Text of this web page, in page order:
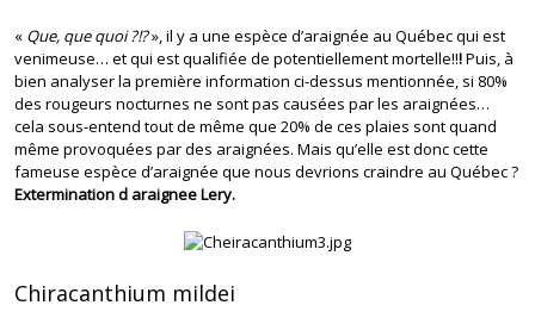
« Que, que quoi ?!?», il y a une espèce d’araignée au Québec qui est
venimeuse… et qui est qualifiée de potentiellement mortelle!!!Puis, à
bien analyser la première information ci-dessus mentionnée, si 80%
des rougeurs nocturnes ne sont pas causées par les araignées…
cela sous-entend tout de même que 20% de ces plaies sont quand
même provoquées par des araignées. Mais qu’elle est donc cette
fameuse espèce d’araignée que nous devrions craindre au Québec ?
Extermination d araignee Lery.
Chiracanthium mildei